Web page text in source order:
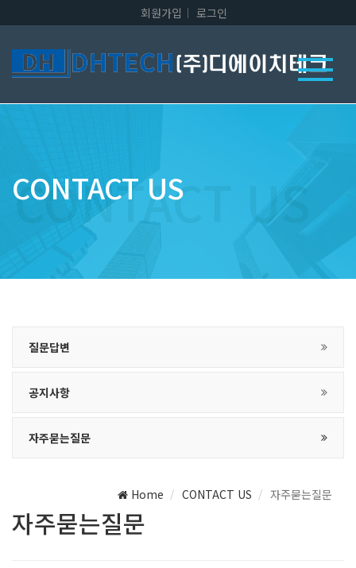
회원가입 로그인
CONTACT US
질문답변
공지사항
자주묻는질문
Home CONTACT US 자주묻는질문
자주묻는질문